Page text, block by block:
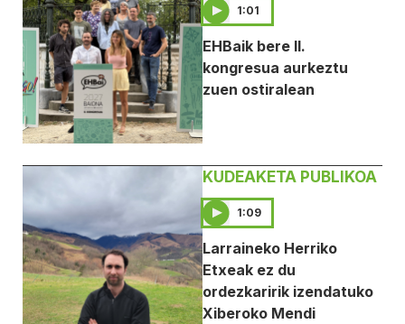
1:01
EHBaik bere II.
kongresua aurkeztu
zuen ostiralean
KUDEAKETA PUBLIKOA
1:09
Larraineko Herriko
Etxeak ez du
ordezkaririk izendatuko
Xiberoko Mendi